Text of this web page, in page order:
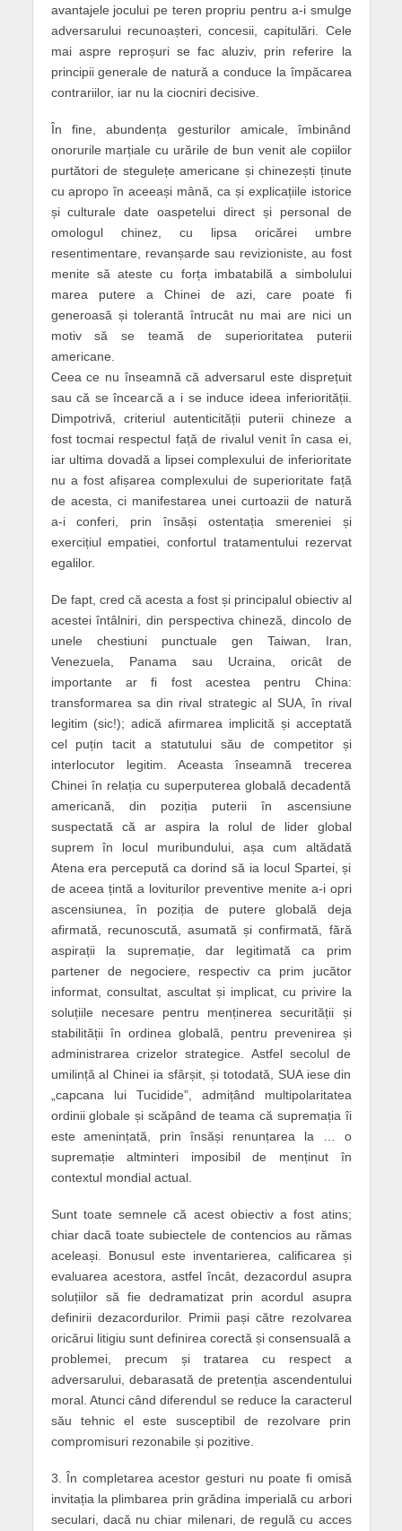
avantajele jocului pe teren propriu pentru a-i smulge
adversarului recunoașteri, concesii, capitulări. Cele
mai aspre reproșuri se fac aluziv, prin referire la
principii generale de natură a conduce la împăcarea
contrariilor, iar nu la ciocniri decisive.
În fine, abundența gesturilor amicale, îmbinând
onorurile marțiale cu urările de bun venit ale copiilor
purtători de stegulețe americane și chinezești ținute
cu apropo în aceeași mână, ca și explicațiile istorice
și culturale date oaspetelui direct și personal de
omologul chinez, cu lipsa oricărei umbre
resentimentare, revanșarde sau revizioniste, au fost
menite să ateste cu forța imbatabilă a simbolului
marea putere a Chinei de azi, care poate fi
generoasă și tolerantă întrucât nu mai are nici un
motiv să se teamă de superioritatea puterii
americane.
Ceea ce nu înseamnă că adversarul este disprețuit
sau că se încearcă a i se induce ideea inferiorității.
Dimpotrivă, criteriul autenticității puterii chineze a
fost tocmai respectul față de rivalul venit în casa ei,
iar ultima dovadă a lipsei complexului de inferioritate
nu a fost afișarea complexului de superioritate față
de acesta, ci manifestarea unei curtoazii de natură
a-i conferi, prin însăși ostentația smereniei și
exercițiul empatiei, confortul tratamentului rezervat
egalilor.
De fapt, cred că acesta a fost și principalul obiectiv al
acestei întâlniri, din perspectiva chineză, dincolo de
unele chestiuni punctuale gen Taiwan, Iran,
Venezuela, Panama sau Ucraina, oricât de
importante ar fi fost acestea pentru China:
transformarea sa din rival strategic al SUA, în rival
legitim (sic!); adică afirmarea implicită și acceptată
cel puțin tacit a statutului său de competitor și
interlocutor legitim. Aceasta înseamnă trecerea
Chinei în relația cu superputerea globală decadentă
americană, din poziția puterii în ascensiune
suspectată că ar aspira la rolul de lider global
suprem în locul muribundului, așa cum altădată
Atena era percepută ca dorind să ia locul Spartei, și
de aceea țintă a loviturilor preventive menite a-i opri
ascensiunea, în poziția de putere globală deja
afirmată, recunoscută, asumată și confirmată, fără
aspirații la supremație, dar legitimată ca prim
partener de negociere, respectiv ca prim jucător
informat, consultat, ascultat și implicat, cu privire la
soluțiile necesare pentru menținerea securității și
stabilității în ordinea globală, pentru prevenirea și
administrarea crizelor strategice. Astfel secolul de
umilință al Chinei ia sfârșit, și totodată, SUA iese din
„capcana lui Tucidide”, admițând multipolaritatea
ordinii globale și scăpând de teama că supremația îi
este amenințată, prin însăși renunțarea la … o
supremație altminteri imposibil de menținut în
contextul mondial actual.
Sunt toate semnele că acest obiectiv a fost atins;
chiar dacă toate subiectele de contencios au rămas
aceleași. Bonusul este inventarierea, calificarea și
evaluarea acestora, astfel încât, dezacordul asupra
soluțiilor să fie dedramatizat prin acordul asupra
definirii dezacordurilor. Primii pași către rezolvarea
oricărui litigiu sunt definirea corectă și consensuală a
problemei, precum și tratarea cu respect a
adversarului, debarasată de pretenția ascendentului
moral. Atunci când diferendul se reduce la caracterul
său tehnic el este susceptibil de rezolvare prin
compromisuri rezonabile și pozitive.
3. În completarea acestor gesturi nu poate fi omisă
invitația la plimbarea prin grădina imperială cu arbori
seculari, dacă nu chiar milenari, de regulă cu acces